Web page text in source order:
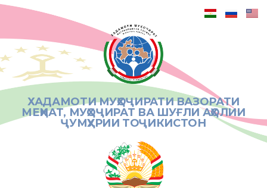
ХАДАМОТИ МУҲОҶИРАТИ ВАЗОРАТИ
МЕҲНАТ, МУҲОҶИРАТ ВА ШУҒЛИ АҲОЛИИ
ҶУМҲУРИИ ТОҶИКИСТОН